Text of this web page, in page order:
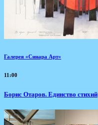
Галерея «Синара Арт»
11:00
Борис Отаров. Единство стихий